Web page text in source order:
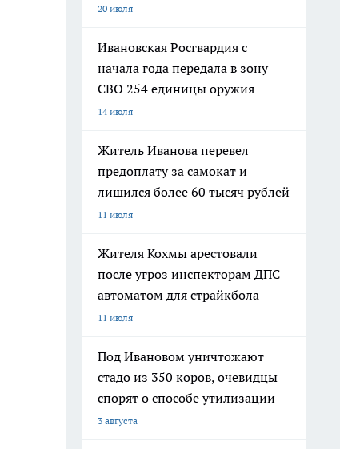
20 июля
Ивановская Росгвардия с
начала года передала в зону
СВО 254 единицы оружия
14 июля
Житель Иванова перевел
предоплату за самокат и
лишился более 60 тысяч рублей
11 июля
Жителя Кохмы арестовали
после угроз инспекторам ДПС
автоматом для страйкбола
11 июля
Под Ивановом уничтожают
стадо из 350 коров, очевидцы
спорят о способе утилизации
3 августа